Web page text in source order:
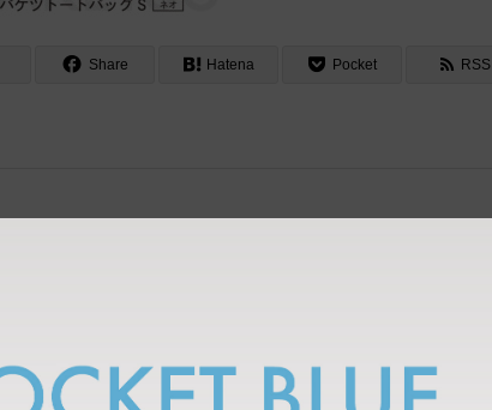
Share Hatena Pocket RSS